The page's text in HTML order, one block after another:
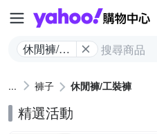
休閒褲/工
褲子 休閒褲/工裝褲
精選活動